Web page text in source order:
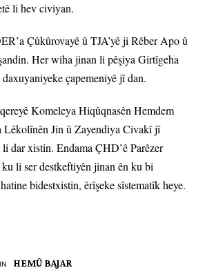
li hev civiyan.
Çûkûrovayê û TJA’yê ji Rêber Apo û
Her wiha jinan li pêşiya Girtîgeha
çapemeniyê jî dan.
Komeleya Hiqûqnasên Hemdem
Jin û Zayendiya Civakî jî
dar xistin. Endama ÇHD’ê Parêzer
li ser destkeftiyên jinan ên ku bi
bidestxistin, êrîşeke sîstematîk heye.
HEMÛ BAJAR